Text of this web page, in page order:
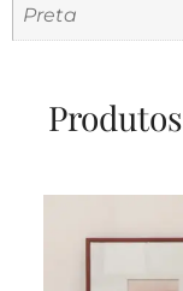
Preta